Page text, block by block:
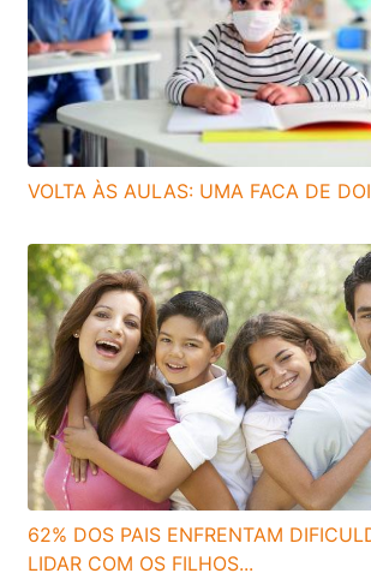
VOLTA ÀS AULAS: UMA FACA DE
62% DOS PAIS ENFRENTAM
LIDAR COM OS FILHOS...